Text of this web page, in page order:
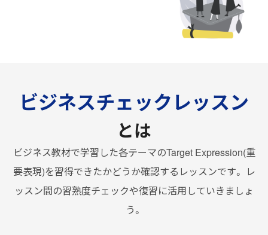
ビジネスチェックレッスン
とは
ビジネス教材で学習した各テーマのTarget Expression(重
要表現)を習得できたかどうか確認するレッスンです。 レ
ッスン間の習熟度チェックや復習に活用していきましょ
う。